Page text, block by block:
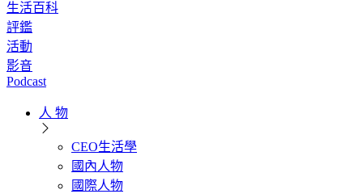
生活百科
評鑑
活動
影音
Podcast
人 物
CEO生活學
國內人物
國際人物